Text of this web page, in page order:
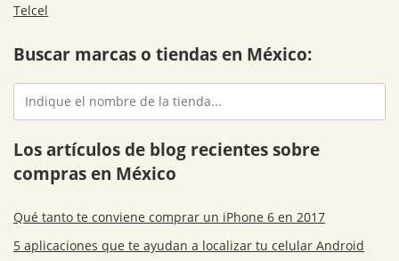
Telcel
Buscar marcas o tiendas en México:
Los artículos de blog recientes sobre
compras en México
Qué tanto te conviene comprar un iPhone 6 en 2017
5 aplicaciones que te ayudan a localizar tu celular Android